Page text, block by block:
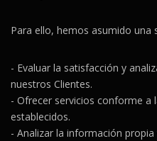
Para ello, hemos asumido una
- Evaluar la satisfacción y
nuestros Clientes.
- Ofrecer servicios conforme a
establecidos.
- Analizar la información